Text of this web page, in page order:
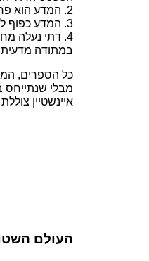
2. המדע הוא פרי חשיבה אנושי: התיאור המדעי של העולם הנו תוצא אנושי, ש"מגלה" חלקים מקוטעים ומוגבלים מאד מן ה"אמת" המוחלטת, כפי שהמקור הנ"ל (1) מתאר ויודע.
3. המדע כפוף לדת: ממצאי המדע אינם "אמת", אלא ניסיון אנושי מלא חסרונות כרימון, כבכל עניין אנושי, מכאן (1 ו-2) המדע כפוף למרוּת ה"אמת" הדתית.
במתודה
כל הספרים,
מבלי שנתייחס
איינשטיין
העולם